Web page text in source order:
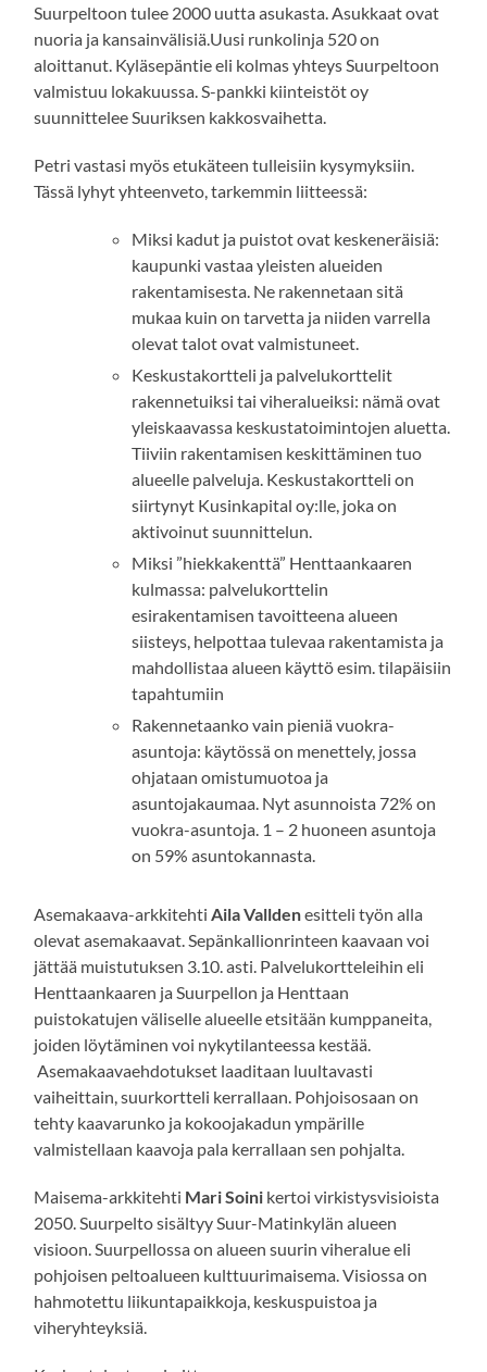
Suurpeltoon tulee 2000 uutta asukasta. Asukkaat ovat
nuoria ja kansainvälisiä.Uusi runkolinja 520 on
aloittanut. Kyläsepäntie eli kolmas yhteys Suurpeltoon
valmistuu lokakuussa. S-pankki kiinteistöt oy
suunnittelee Suuriksen kakkosvaihetta.
Petri vastasi myös etukäteen tulleisiin kysymyksiin.
Tässä lyhyt yhteenveto, tarkemmin liitteessä:
Miksi kadut ja puistot ovat keskeneräisiä:
kaupunki vastaa yleisten alueiden
rakentamisesta. Ne rakennetaan sitä
mukaa kuin on tarvetta ja niiden varrella
olevat talot ovat valmistuneet.
Keskustakortteli ja palvelukorttelit
rakennetuiksi tai viheralueiksi: nämä ovat
yleiskaavassa keskustatoimintojen aluetta.
Tiiviin rakentamisen keskittäminen tuo
alueelle palveluja. Keskustakortteli on
siirtynyt Kusinkapital oy:lle, joka on
aktivoinut suunnittelun.
Miksi ”hiekkakenttä” Henttaankaaren
kulmassa: palvelukorttelin
esirakentamisen tavoitteena alueen
siisteys, helpottaa tulevaa rakentamista ja
mahdollistaa alueen käyttö esim. tilapäisiin
tapahtumiin
Rakennetaanko vain pieniä vuokra-
asuntoja: käytössä on menettely, jossa
ohjataan omistumuotoa ja
asuntojakaumaa. Nyt asunnoista 72% on
vuokra-asuntoja. 1 – 2 huoneen asuntoja
on 59% asuntokannasta.
Asemakaava-arkkitehti Aila Valldenesitteli työn alla
olevat asemakaavat. Sepänkallionrinteen kaavaan voi
jättää muistutuksen 3.10. asti. Palvelukortteleihin eli
Henttaankaaren ja Suurpellon ja Henttaan
puistokatujen väliselle alueelle etsitään kumppaneita,
joiden löytäminen voi nykytilanteessa kestää.
Asemakaavaehdotukset laaditaan luultavasti
vaiheittain, suurkortteli kerrallaan. Pohjoisosaan on
tehty kaavarunko ja kokoojakadun ympärille
valmistellaan kaavoja pala kerrallaan sen pohjalta.
Maisema-arkkitehti Mari Soini kertoi virkistysvisioista
2050. Suurpelto sisältyy Suur-Matinkylän alueen
visioon. Suurpellossa on alueen suurin viheralue eli
pohjoisen peltoalueen kulttuurimaisema. Visiossa on
hahmotettu liikuntapaikkoja, keskuspuistoa ja
viheryhteyksiä.